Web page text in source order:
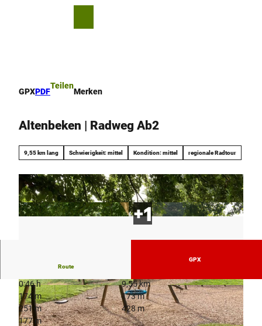
GPXPDF
Teilen
Merken
Altenbeken | Radweg Ab2
9,55 km lang Schwierigkeit: mittel Kondition: mittel regionale Radtour
© Kreis Paderborn, NPinke |CC-BY-SA © Kreis Paderborn, NPinke | CC-BY-SA
Route
GPX
0:46 h
9,55 km
174 m
173 m
251 m
428 m
177 m